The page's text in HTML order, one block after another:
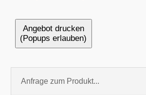
Angebot drucken
(Popups erlauben)
Anfrage zum Produkt...